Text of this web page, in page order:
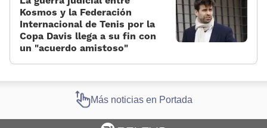
Kosmos y la Federación
Internacional de Tenis por la
Copa Davis llega a su fin con
un «acuerdo amistoso»
Más noticias en Portada